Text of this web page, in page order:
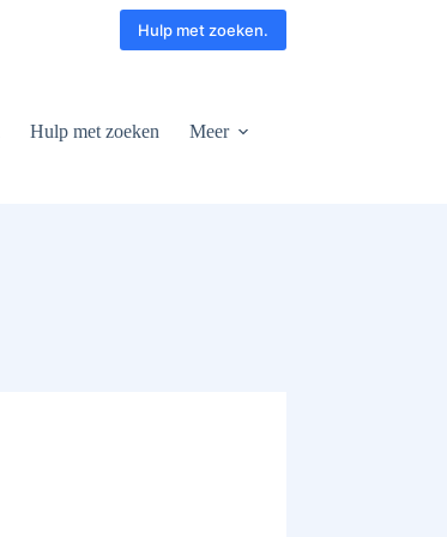
Hulp met zoeken.
Hulp met zoeken Meer